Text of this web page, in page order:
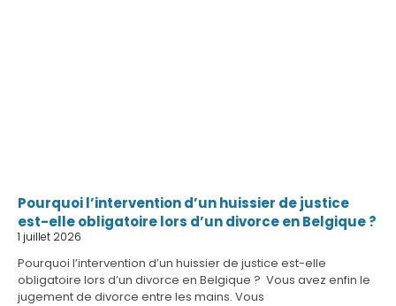
Pourquoi l’intervention d’un huissier de justice
est-elle obligatoire lors d’un divorce en Belgique ?
1 juillet 2026
Pourquoi l’intervention d’un huissier de justice est-elle
obligatoire lors d’un divorce en Belgique ? Vous avez enfin le
jugement de divorce entre les mains. Vous